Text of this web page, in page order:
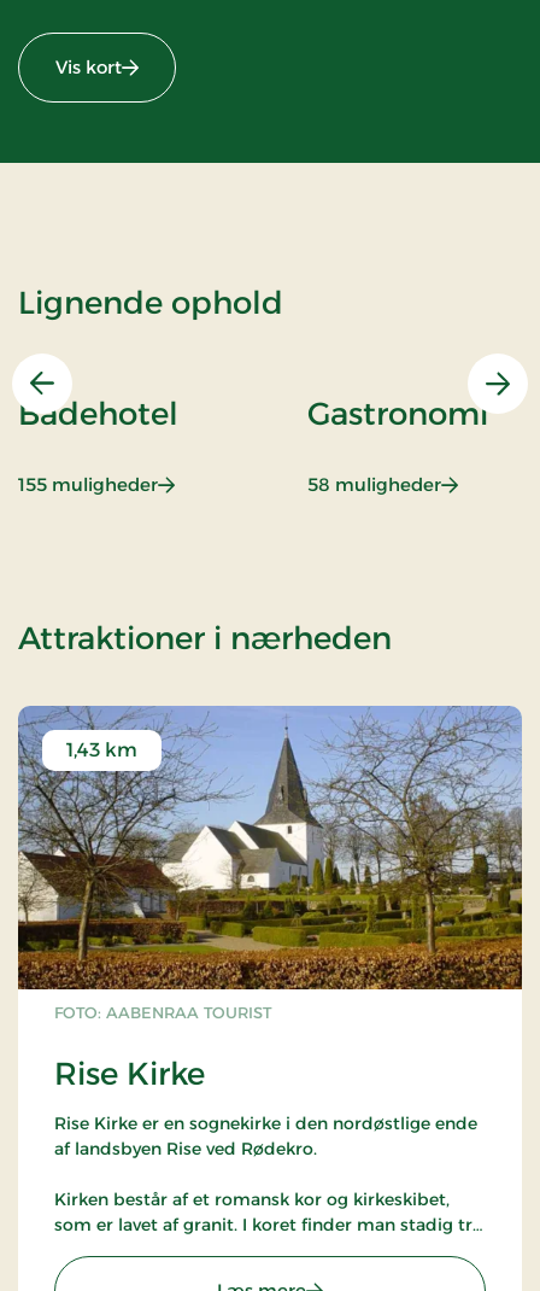
Vis kort
Lignende ophold
Forrige
Badehotel
155 muligheder: Badehotel
Gastronomi
58 muligheder:
Attraktioner i nærheden
FOTO: AABENRAA TOURIST
Rise Kirke
1,43 km
Rise Kirke er en sognekirke i den nordøstlige ende
af landsbyen Rise ved Rødekro.
Kirken består af et romansk kor og kirkeskibet,
som er lavet af granit. I koret finder man stadig tre
brand i 1893 stod også den oprindelige præstedør.